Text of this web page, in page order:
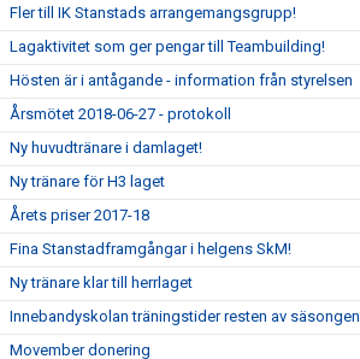
Fler till IK Stanstads arrangemangsgrupp!
Lagaktivitet som ger pengar till Teambuilding!
Hösten är i antågande - information från styrelsen
Årsmötet 2018-06-27 - protokoll
Ny huvudtränare i damlaget!
Ny tränare för H3 laget
Årets priser 2017-18
Fina Stanstadframgångar i helgens SkM!
Ny tränare klar till herrlaget
Innebandyskolan träningstider resten av säsongen
Movember donering